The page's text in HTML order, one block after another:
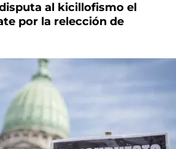
al kicillofismo el
por la relección de